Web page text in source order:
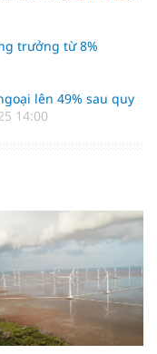
trưởng từ 8%
lên 49% sau quy
14:00